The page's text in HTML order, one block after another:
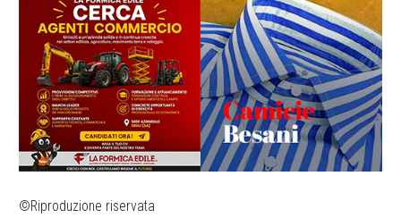
©Riproduzione riservata